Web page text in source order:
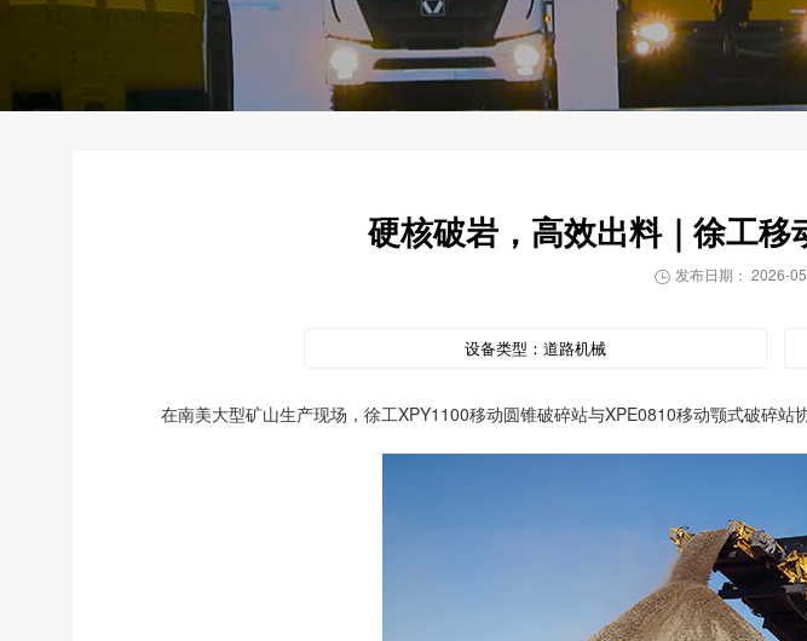
硬核破岩，高效出料｜徐工
 发布日期： 2026-
设备类型：道路机械
在南美大型矿山生产现场，徐工XPY1100移动圆锥破碎站与XPE0810移动颚式破碎